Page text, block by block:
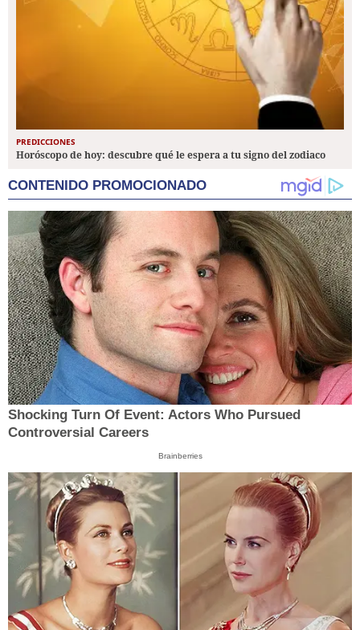
PREDICCIONES
Horóscopo de hoy: descubre qué le espera a tu signo del zodiaco
CONTENIDO PROMOCIONADO
Shocking Turn Of Event: Actors Who Pursued
Controversial Careers
Brainberries